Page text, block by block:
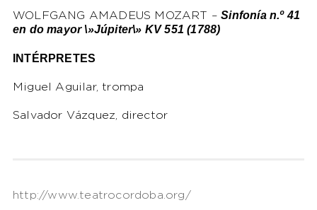
WOLFGANG AMADEUS MOZART –Sinfonía n.º 41
en do mayor \»Júpiter\» KV 551 (1788)
INTÉRPRETES
Miguel Aguilar, trompa
Salvador Vázquez, director
http://www.teatrocordoba.org/